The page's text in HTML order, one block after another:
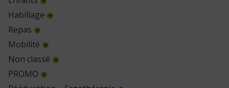
Habillage
Repas
Mobilité
Non classé
PROMO